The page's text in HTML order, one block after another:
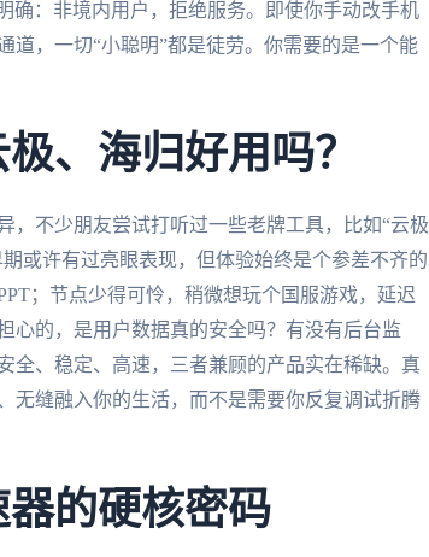
确：非境内用户，拒绝服务。即使你手动改手机
道，一切“小聪明”都是徒劳。你需要的是一个能
、海归好用吗？
，不少朋友尝试打听过一些老牌工具，比如“云极
或许有过亮眼表现，但体验始终是个参差不齐的
；节点少得可怜，稍微想玩个国服游戏，延迟
心的，是用户数据真的安全吗？有没有后台监
全、稳定、高速，三者兼顾的产品实在稀缺。真
无缝融入你的生活，而不是需要你反复调试折腾
的硬核密码